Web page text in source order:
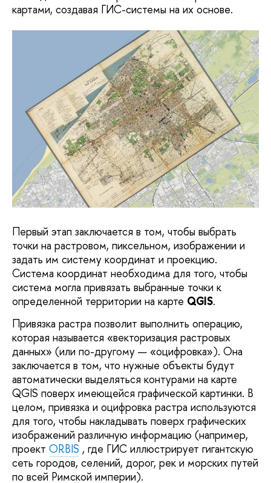
картами, создавая ГИС-системы на их основе.
Первый этап заключается в том, чтобы выбрать
точки на растровом, пиксельном, изображении и
задать им систему координат и проекцию.
Система координат необходима для того, чтобы
система могла привязать выбранные точки к
определенной территории на карте QGIS.
Привязка растра позволит выполнить операцию,
которая называется «векторизация растровых
данных» (или по-другому — «оцифровка»). Она
заключается в том, что нужные объекты будут
автоматически выделяться контурами на карте
QGIS поверх имеющейся графической картинки. В
целом, привязка и оцифровка растра используются
для того, чтобы накладывать поверх графических
изображений различную информацию (например,
проект ORBIS , где ГИС иллюстрирует гигантскую
сеть городов, селений, дорог, рек и морских путей
по всей Римской империи).